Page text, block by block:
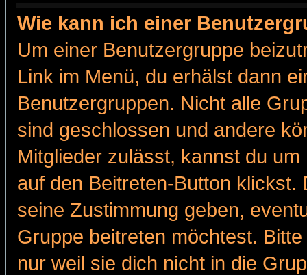
Wie kann ich einer
Um einer Benutzergruppe
Link im Menü, du erhälst dann
Benutzergruppen. Nicht alle
sind geschlossen und andere
Mitglieder zulässt, kannst du
auf den Beitreten-Button
seine Zustimmung geben,
Gruppe beitreten möchtest.
nur weil sie dich nicht in die